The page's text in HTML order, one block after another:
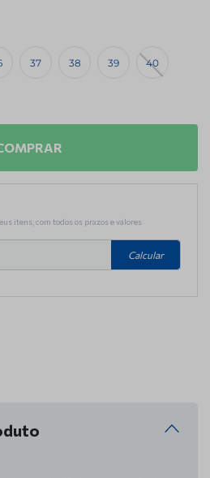
37 38 39 40
itens, com todos os prazos e valores
Calcular